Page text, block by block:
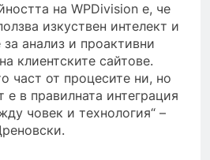
на WPDivision е, че
изкуствен интелект и
анализ и проактивни
клиентските сайтове.
част от процесите ни, но
е в правилната интеграция
човек и технология“ –